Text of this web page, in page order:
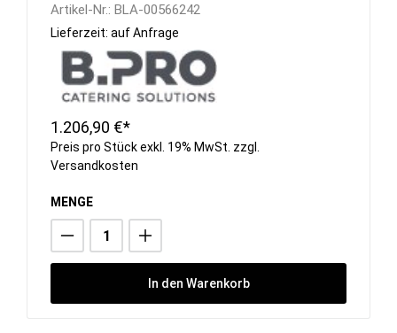
Artikel-Nr.: BLA-00566242
Lieferzeit: auf Anfrage
1.206,90 €*
Preis pro Stück exkl. 19% MwSt. zzgl.
Versandkosten
MENGE
In den Warenkorb